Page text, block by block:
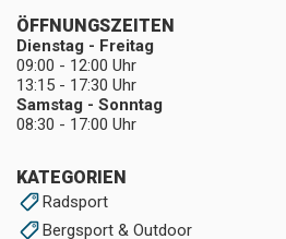
KATEGORIEN
Radsport
Bergsport & Outdoor
ÖFFNUNGSZEITEN
Dienstag - Freitag
09:00 - 12:00 Uhr
13:15 - 17:30 Uhr
Samstag - Sonntag
08:30 - 17:00 Uhr